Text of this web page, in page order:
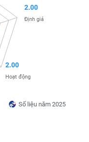
Số liệu năm 2025
2.00
Định giá
2.00
Hoạt động